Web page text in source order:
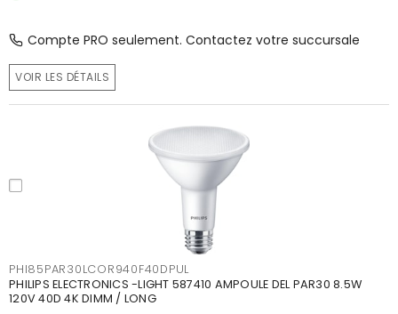
Compte PRO seulement. Contactez votre succursale
VOIR LES DÉTAILS
PHI85PAR30LCOR940F40DPUL
PHILIPS ELECTRONICS -LIGHT 587410 AMPOULE DEL PAR30 8.5W
120V 40D 4K DIMM / LONG